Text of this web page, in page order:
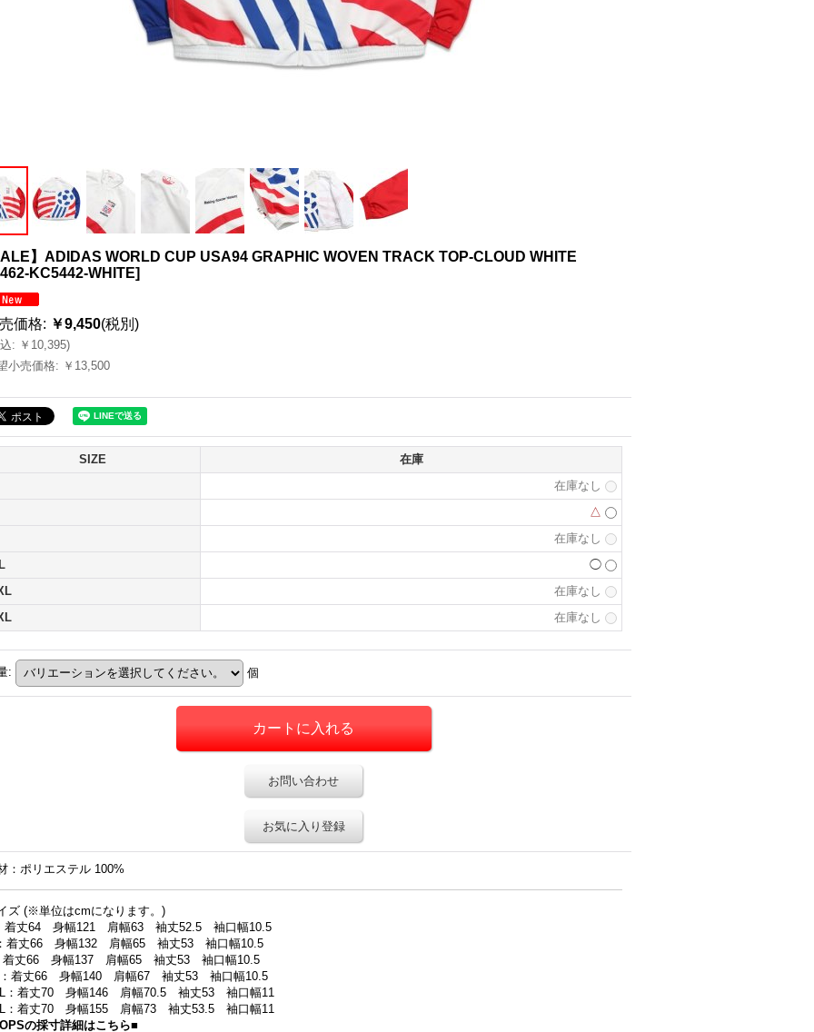
】ADIDAS WORLD CUP USA94 GRAPHIC WOVEN TRACK TOP-CLOUD WHITE
KC5442-WHITE]
価格: ￥9,450(税別)
: ￥10,395)
小売価格: ￥13,500
SIZE
在庫
在庫なし
△
在庫なし
◯
在庫なし
在庫なし
: 個
お問い合わせ
お気に入り登録
：ポリエステル 100%
ズ (※単位はcmになります。)
着丈64 身幅121 肩幅63 袖丈52.5 袖口幅10.5
着丈66 身幅132 肩幅65 袖丈53 袖口幅10.5
着丈66 身幅137 肩幅65 袖丈53 袖口幅10.5
着丈66 身幅140 肩幅67 袖丈53 袖口幅10.5
：着丈70 身幅146 肩幅70.5 袖丈53 袖口幅11
：着丈70 身幅155 肩幅73 袖丈53.5 袖口幅11
の採寸詳細はこちら■